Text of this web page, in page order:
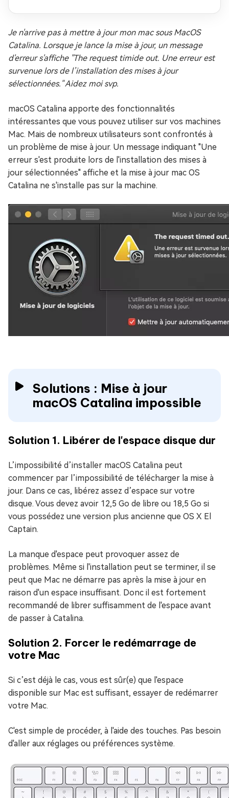
Je n'arrive pas à mettre à jour mon mac sous MacOS
Catalina. Lorsque je lance la mise à jour, un message
d'erreur s'affiche "The request timide out. Une erreur est
survenue lors de l’installation des mises à jour
sélectionnées." Aidez moi svp.
macOS Catalina apporte des fonctionnalités
intéressantes que vous pouvez utiliser sur vos machines
Mac. Mais de nombreux utilisateurs sont confrontés à
un problème de mise à jour. Un message indiquant "Une
erreur s'est produite lors de l'installation des mises à
jour sélectionnées" affiche et la mise à jour mac OS
Catalina ne s'installe pas sur la machine.
Solutions : Mise à jour
macOS Catalina impossible
Solution 1. Libérer de l'espace disque dur
L’impossibilité d’installer macOS Catalina peut
commencer par l’impossibilité de télécharger la mise à
jour. Dans ce cas, libérez assez d’espace sur votre
disque. Vous devez avoir 12,5 Go de libre ou 18,5 Go si
vous possédez une version plus ancienne que OS X El
Captain.
La manque d'espace peut provoquer assez de
problèmes. Même si l'installation peut se terminer, il se
peut que Mac ne démarre pas après la mise à jour en
raison d'un espace insuffisant. Donc il est fortement
recommandé de librer suffisamment de l'espace avant
de passer à Catalina.
Solution 2. Forcer le redémarrage de
votre Mac
Si c’est déjà le cas, vous est sûr(e) que l'espace
disponible sur Mac est suffisant, essayer de redémarrer
votre Mac.
C'est simple de procéder, à l'aide des touches. Pas besoin
d'aller aux réglages ou préférences système.